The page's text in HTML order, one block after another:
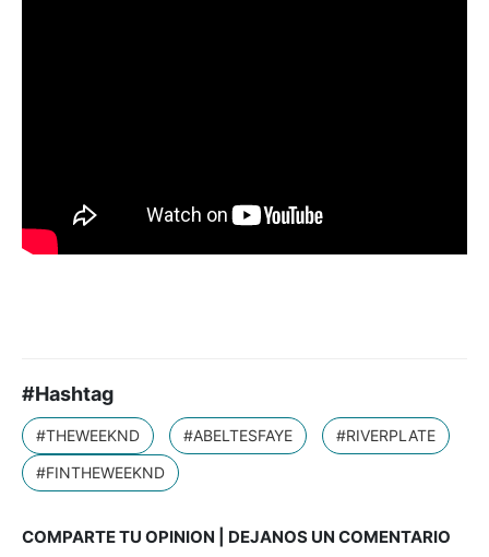
#Hashtag
#THEWEEKND #ABELTESFAYE
#RIVERPLATE
#FINTHEWEEKND
COMPARTE TU OPINION | DEJANOS UN COMENTARIO